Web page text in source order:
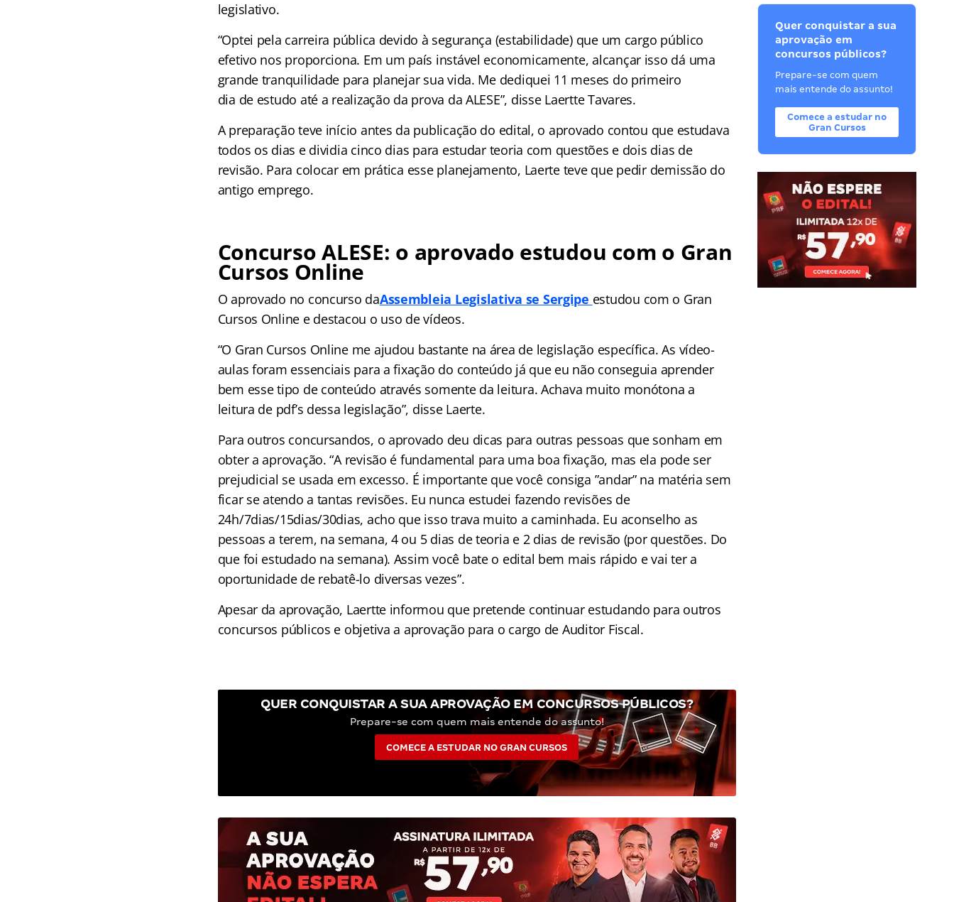
legislativo.
“Optei pela carreira pública devido à segurança (estabilidade) que um cargo público
efetivo nos proporciona. Em um país instável economicamente, alcançar isso dá uma
grande tranquilidade para planejar sua vida. Me dediquei 11 meses do primeiro
dia de estudo até a realização da prova da ALESE”, disse Laertte Tavares.
A preparação teve início antes da publicação do edital, o aprovado contou que estudava
todos os dias e dividia cinco dias para estudar teoria com questões e dois dias de
revisão. Para colocar em prática esse planejamento, Laerte teve que pedir demissão do
antigo emprego.
Concurso ALESE: o aprovado estudou com o Gran
Cursos Online
O aprovado no concurso daAssembleia Legislativa se Sergipe estudou com o Gran
Cursos Online e destacou o uso de vídeos.
“O Gran Cursos Online me ajudou bastante na área de legislação específica. As vídeo-
aulas foram essenciais para a fixação do conteúdo já que eu não conseguia aprender
bem esse tipo de conteúdo através somente da leitura. Achava muito monótona a
leitura de pdf’s dessa legislação”, disse Laerte.
Para outros concursandos, o aprovado deu dicas para outras pessoas que sonham em
obter a aprovação. “A revisão é fundamental para uma boa fixação, mas ela pode ser
prejudicial se usada em excesso. É importante que você consiga ”andar” na matéria sem
ficar se atendo a tantas revisões. Eu nunca estudei fazendo revisões de
24h/7dias/15dias/30dias, acho que isso trava muito a caminhada. Eu aconselho as
pessoas a terem, na semana, 4 ou 5 dias de teoria e 2 dias de revisão (por questões. Do
que foi estudado na semana). Assim você bate o edital bem mais rápido e vai ter a
oportunidade de rebatê-lo diversas vezes”.
Apesar da aprovação, Laertte informou que pretende continuar estudando para outros
concursos públicos e objetiva a aprovação para o cargo de Auditor Fiscal.
QUER CONQUISTAR A SUA APROVAÇÃO EM CONCURSOS PÚBLICOS?
Prepare-se com quem mais entende do assunto!
COMECE A ESTUDAR NO GRAN CURSOS
Quer conquistar a sua
aprovação em
concursos públicos?
Prepare-se com quem
mais entende do assunto!
Comece a estudar no
Gran Cursos